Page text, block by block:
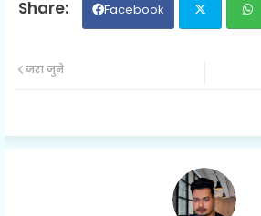
Facebook
ap
जरा जुने